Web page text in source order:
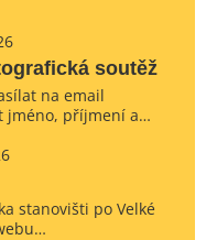
soutěž
na email
jméno, příjmení a…
stanovišti po Velké